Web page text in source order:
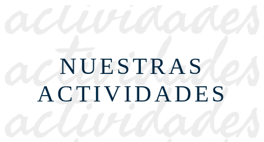
NUESTRAS
ACTIVIDADES